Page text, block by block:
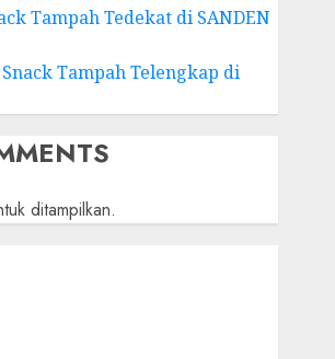
Tampah Tedekat di SANDEN
Tampah Telengkap di
ditampilkan.